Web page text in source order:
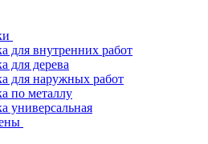
для внутренних работ
для дерева
для наружных работ
по металлу
универсальная